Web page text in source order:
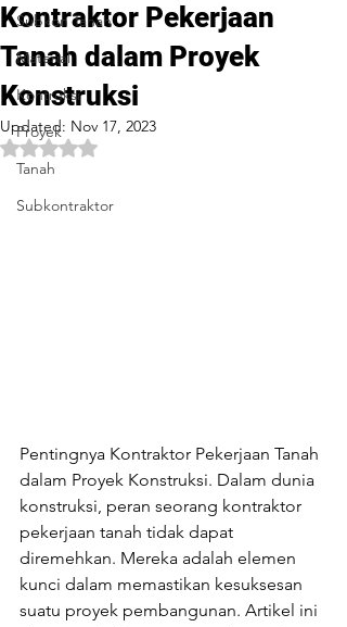
Subkon Tanah
Material
Kontruksi
Proyek
Tanah
Subkontraktor
Kontraktor Pekerjaan
Tanah dalam Proyek
Konstruksi
Updated: Nov 17, 2023
Rated NaN out of 5 stars.
Pentingnya Kontraktor Pekerjaan Tanah
dalam Proyek Konstruksi. Dalam dunia
konstruksi, peran seorang kontraktor
pekerjaan tanah tidak dapat
diremehkan. Mereka adalah elemen
kunci dalam memastikan kesuksesan
suatu proyek pembangunan. Artikel ini